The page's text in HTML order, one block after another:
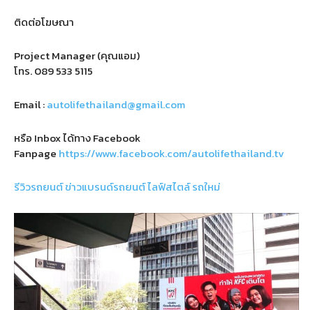
ติดต่อโฆษณา
Project Manager (คุณแอม)
โทร.089 533 5115
Email :autolifethailand@gmail.com
หรือ Inbox ได้ทาง Facebook
Fanpage https://www.facebook.com/autolifethailand.tv
รีวิวรถยนต์ข่าวแบรนด์รถยนต์ไลฟ์สไตล์รถใหม่